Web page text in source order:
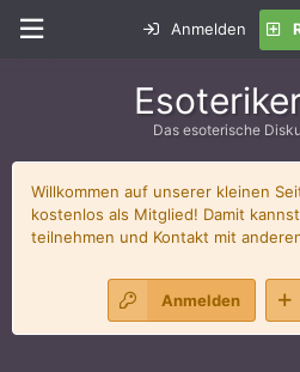
Anmelden
Das esoterische
Willkommen auf unserer kleinen
kostenlos als Mitglied! Damit
teilnehmen und Kontakt mit
Anmelden